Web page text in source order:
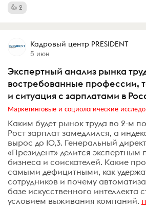
2
Кадровый центр PRESIDENT
5 июн
Экспертный анализ рынка
востребованные профессии,
и ситуация с зарплатами в
Маркетинговые и социологические
Каким будет рынок труда во 2-м
Рост зарплат замедлился, а
вырос до 10,3. Генеральный
«Президент» делится экспертным
бизнеса и соискателей. Какие
самыми дефицитными, как
сотрудников и почему
базе искусственного интеллекта
условием выживания компаний.